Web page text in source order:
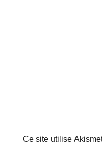
Ce site utilise